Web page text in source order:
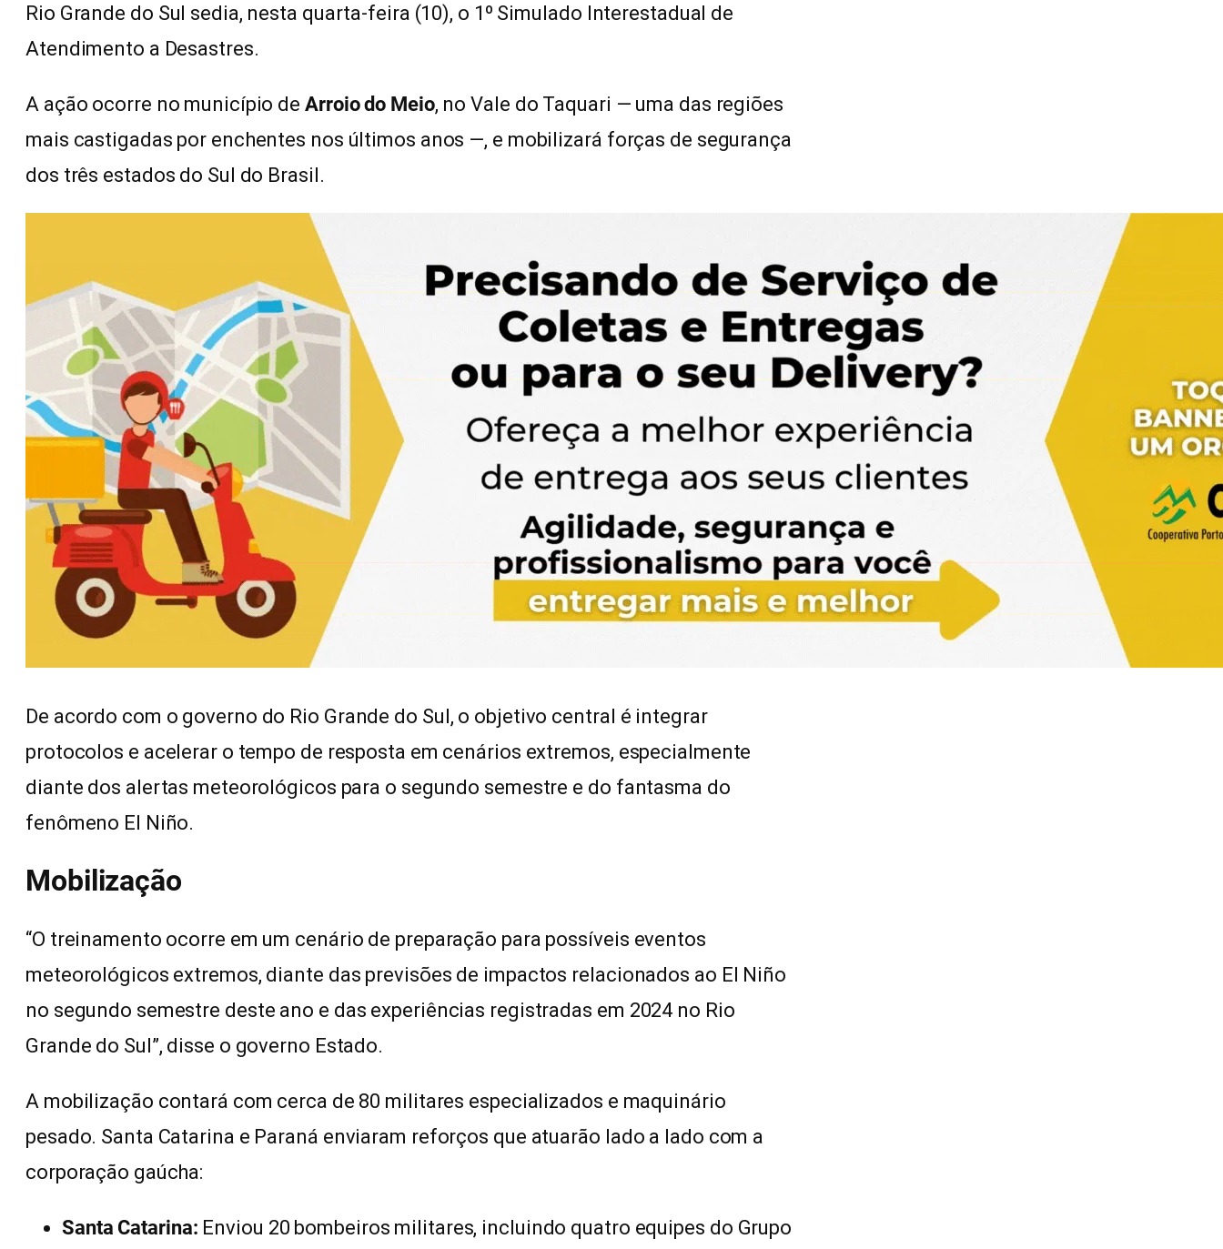
Rio Grande do Sul sedia, nesta quarta-feira (10), o 1º Simulado Interestadual de
Atendimento a Desastres.
A ação ocorre no município de Arroio do Meio, no Vale do Taquari — uma das regiões
mais castigadas por enchentes nos últimos anos —, e mobilizará forças de segurança
dos três estados do Sul do Brasil.
De acordo com o governo do Rio Grande do Sul, o objetivo central é integrar
protocolos e acelerar o tempo de resposta em cenários extremos, especialmente
diante dos alertas meteorológicos para o segundo semestre e do fantasma do
fenômeno El Niño.
Mobilização
“O treinamento ocorre em um cenário de preparação para possíveis eventos
meteorológicos extremos, diante das previsões de impactos relacionados ao El Niño
no segundo semestre deste ano e das experiências registradas em 2024 no Rio
Grande do Sul”, disse o governo Estado.
A mobilização contará com cerca de 80 militares especializados e maquinário
pesado. Santa Catarina e Paraná enviaram reforços que atuarão lado a lado com a
corporação gaúcha:
Santa Catarina: Enviou 20 bombeiros militares, incluindo quatro equipes do Grupo